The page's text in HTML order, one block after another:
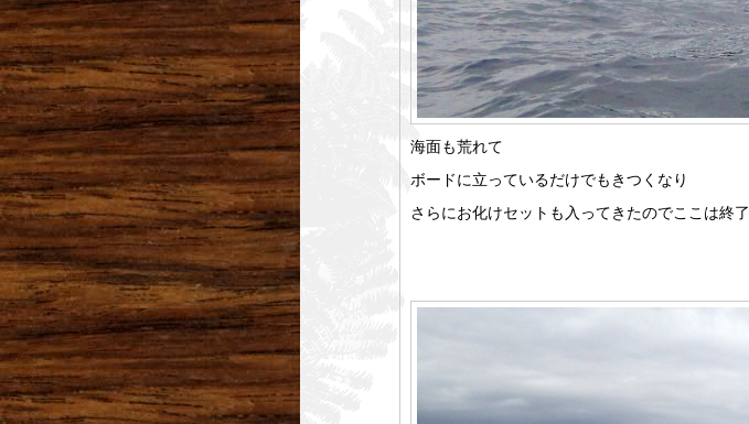
海面も荒れて
ボードに立っているだけでもきつくなり
さらにお化けセットも入ってきたのでここは終了